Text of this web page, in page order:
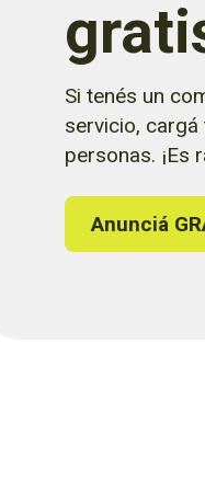
Si tenés un
servicio,
personas. ¡Es
Anunciá